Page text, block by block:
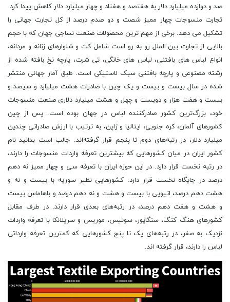
صد و دوازده میلیارد دلار به هفتصد و هفتاد و چهار میلیارد دلار کاهش پیدا کرد.
تجارت منسوجات چهار ممیز شصت و دو صدم درصد از کل تجارت جهانی را
تشکیل می ‌دهد. برخی از مهم ‌ترین محصولات صنعت نساجی جهان که با حجم
بالایی از تجارت بین ‌الملل رو به رو است شامل کت و شلوارهای زنانه و مردانه،
انواع لباس‌ های بافتنی، لباس ‌های خانگی، تی شرت، پارچه نخ بافته شده از
رشته مصنوعی و پارچه بافتنی سبک لاستیکی است. طبق آمار جهانی منتشر
شده در سال بیست و بیست و یک چین با صادرات هشت میلیارد و سیصد و
بیست و هفت هزار و دویست و چهل و هشت میلیارد دلاری صنعت منسوجات
خود، بزرگ‌ترین کشور صادرکننده لباس در جهان بوده است. پس از چین
کشورهای آلمان، کره جنوبی، ایتالیا و ژاپن، به ترتیب با ارزش صادراتی چندین
میلیارد دلار، در رتبه‌های دوم تا پنجم قرار گرفته‌اند. جالب است بدانید نام
کشور ایران در میان کشورهایی که بیشترین تعرفه واردات منسوجات را دارند،
در رتبه نخست قرار دارد. در این حوزه ایران با تعرفه سی و چهار ممیز نه دهم
درصد در جایگاه نخست قرار دارد. کشورهایی نظیر سوریه با بیست و نه و
هشت دهم درصد، اتیوپی با بیست و هشت و نه دهم درصد و باهاماس بیست
و هشت و هفت دهم درصد، در رتبه‌های بعدی قرار دارند. در طرف مقابل
کشورهای هنگ کنگ، سنگاپور، سوئیس، موریس و سریلانکا با تعرفه واردات
نزدیک به صفر، در رتبه‌های یک تا پنج کشورهایی که کمترین تعرفه وارداتی
لباس را دارند، قرار گرفته ‌اند.